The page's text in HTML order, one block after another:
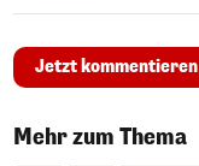
Jetzt kommentieren
Mehr zum Thema